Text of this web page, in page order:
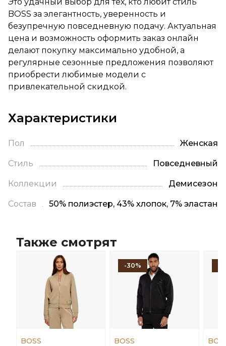
BOSS за элегантность, уверенность и
безупречную повседневную подачу. Актуальная
цена и возможность оформить заказ онлайн
делают покупку максимально удобной, а
регулярные сезонные предложения позволяют
приобрести любимые модели с
привлекательной скидкой.
Характеристики
Пол Женская
Стиль Повседневный
Коллекции Демисезон
Состав 50% полиэстер, 43% хлопок, 7% эластан
Также смотрят
BOSS
-30%
BOSS